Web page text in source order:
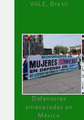
VALE, Brasil
Defensoras
amenazadas en
México